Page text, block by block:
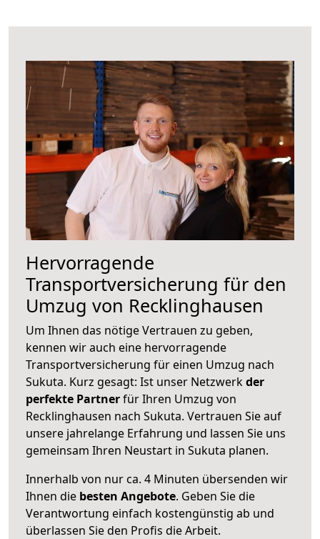
Hervorragende
Transportversicherung für den
Umzug von Recklinghausen
Um Ihnen das nötige Vertrauen zu geben,
kennen wir auch eine hervorragende
Transportversicherung für einen Umzug nach
Sukuta. Kurz gesagt: Ist unser Netzwerkder
perfekte Partnerfür Ihren Umzug von
Recklinghausen nach Sukuta. Vertrauen Sie auf
unsere jahrelange Erfahrung und lassen Sie uns
gemeinsam Ihren Neustart in Sukuta planen.
Innerhalb von nur ca. 4 Minuten übersenden wir
Ihnen die besten Angebote. Geben Sie die
Verantwortung einfach kostengünstig ab und
überlassen Sie den Profis die Arbeit.